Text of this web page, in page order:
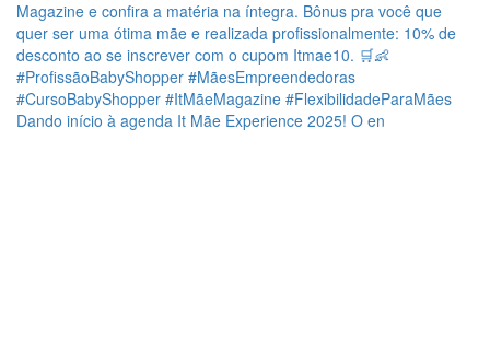
Dando início à agenda It Mãe Experience 2025! O en